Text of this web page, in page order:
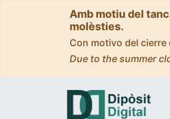
Amb motiu del
molèsties.
Con motivo del
Due to the summer